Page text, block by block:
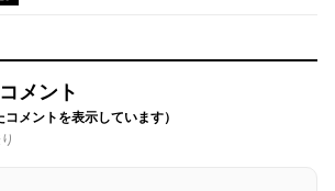
メント
コメントを表示しています）